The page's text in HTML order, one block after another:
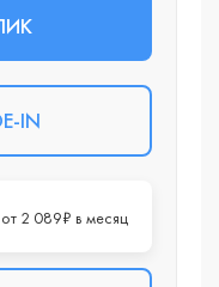
IN
от 2 089₽ в месяц